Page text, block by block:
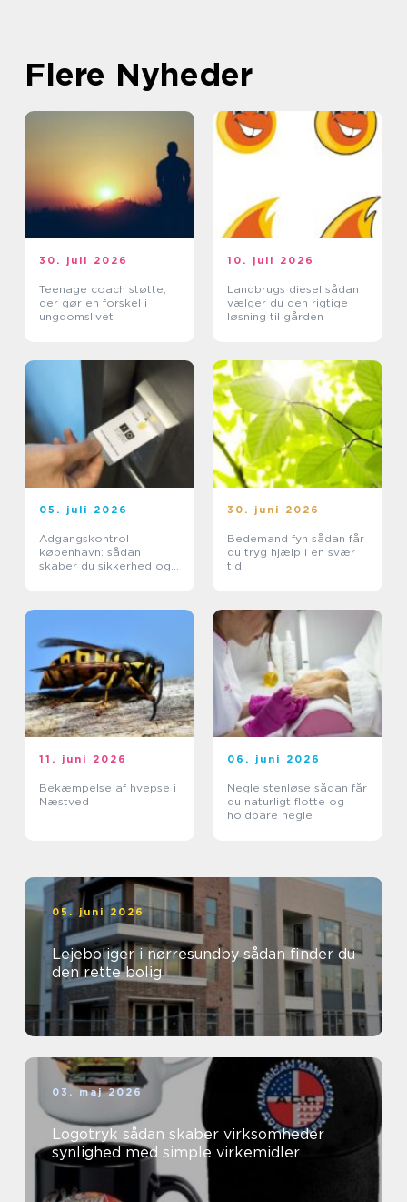
Flere Nyheder
30. juli 2026
Teenage coach støtte,
der gør en forskel i
ungdomslivet
10. juli 2026
Landbrugs diesel sådan
vælger du den rigtige
løsning til gården
05. juli 2026
Adgangskontrol i
københavn: sådan
skaber du sikkerhed og
30. juni 2026
Bedemand fyn sådan får
du tryg hjælp i en svær
tid
11. juni 2026
Bekæmpelse af hvepse i
Næstved
06. juni 2026
Negle stenløse sådan får
du naturligt flotte og
holdbare negle
05. juni 2026
Lejeboliger i nørresundby sådan finder du
den rette bolig
03. maj 2026
Logotryk sådan skaber virksomheder
synlighed med simple virkemidler